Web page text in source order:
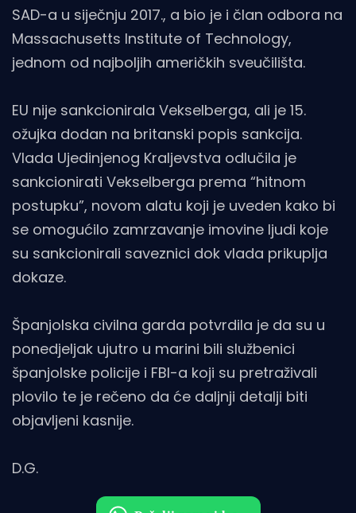
SAD-a u siječnju 2017., a bio je i član odbora na
Massachusetts Institute of Technology,
jednom od najboljih američkih sveučilišta.
EU nije sankcionirala Vekselberga, ali je 15.
ožujka dodan na britanski popis sankcija.
Vlada Ujedinjenog Kraljevstva odlučila je
sankcionirati Vekselberga prema “hitnom
postupku”, novom alatu koji je uveden kako bi
se omogućilo zamrzavanje imovine ljudi koje
su sankcionirali saveznici dok vlada prikuplja
dokaze.
Španjolska civilna garda potvrdila je da su u
ponedjeljak ujutro u marini bili službenici
španjolske policije i FBI-a koji su pretraživali
plovilo te je rečeno da će daljnji detalji biti
objavljeni kasnije.
D.G.